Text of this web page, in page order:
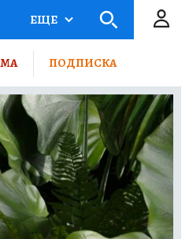
ЕЩЕ
ПОДПИСКА